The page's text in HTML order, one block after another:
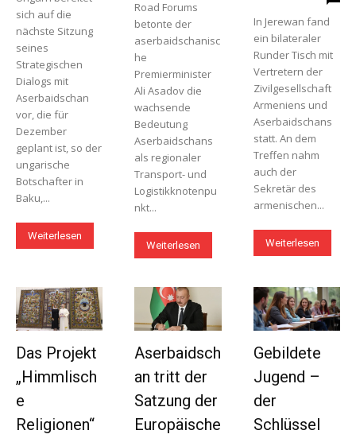
sich auf die
nächste Sitzung
seines
Strategischen
Dialogs mit
Aserbaidschan
vor, die für
Dezember
geplant ist, so der
ungarische
Botschafter in
Baku,...
Weiterlesen
Road Forums
betonte der
aserbaidschanisc
he
Premierminister
Ali Asadov die
wachsende
Bedeutung
Aserbaidschans
als regionaler
Transport- und
Logistikknotenpu
nkt...
Weiterlesen
In Jerewan fand
ein bilateraler
Runder Tisch mit
Vertretern der
Zivilgesellschaft
Armeniens und
Aserbaidschans
statt. An dem
Treffen nahm
auch der
Sekretär des
armenischen...
Weiterlesen
Das Projekt
„Himmlisch
e
Religionen“
Aserbaidsch
an tritt der
Satzung der
Europäische
Gebildete
Jugend –
der
Schlüssel